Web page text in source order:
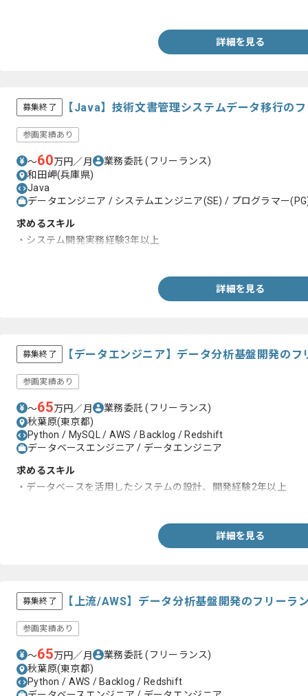
詳細を見る
募集終了 【Java】技術文書管理システムデータ移行の
参画実績あり
〜60万円／月 業務委託(フリーランス)
和田岬(兵庫県)
Java
データエンジニア / システムエンジニア(SE) / プログラマー
求めるスキル
・システム開発実務経験3年以上
詳細を見る
募集終了 【データエンジニア】データ分析基盤開発の
参画実績あり
〜65万円／月 業務委託(フリーランス)
秋葉原(東京都)
Python / MySQL / AWS / Backlog / Redshift
データベースエンジニア / データエンジニア
求めるスキル
・データベースを活用したシステムの設計、開発経験2年以上
詳細を見る
募集終了 【上流/AWS】データ分析基盤開発のフリーラ
参画実績あり
〜65万円／月 業務委託(フリーランス)
秋葉原(東京都)
Python / AWS / Backlog / Redshift